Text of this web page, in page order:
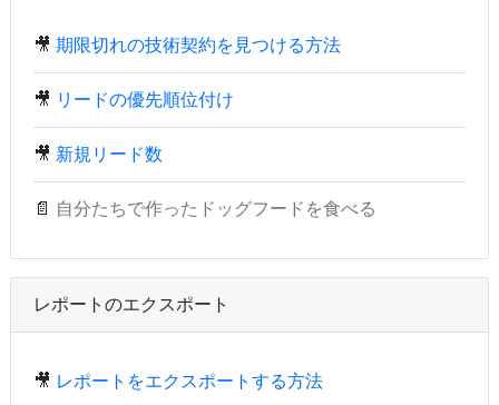
🎥 期限切れの技術契約を見つける方法
🎥 リードの優先順位付け
🎥 新規リード数
📄 自分たちで作ったドッグフードを食べる
レポートのエクスポート
🎥 レポートをエクスポートする方法